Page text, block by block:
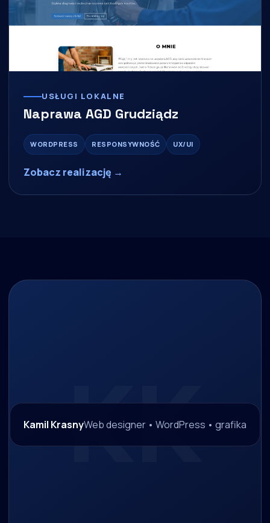
USŁUGI LOKALNE
Naprawa AGD Grudziądz
WORDPRESS RESPONSYWNOŚĆ UX/UI
Zobacz realizację →
Kamil KrasnyWeb designer • WordPress • grafika